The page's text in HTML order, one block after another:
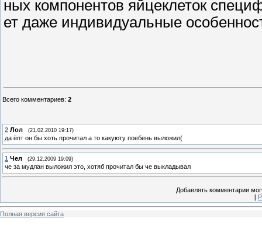
ных компонентов яйцеклеток
ет даже индивидуальные
Всего комментариев: 2
2 Лол (21.02.2010 19:17)
да ёпт он бы хоть прочитал а то какуюту поебень выложил(
1 Чел (29.12.2009 19:09)
че за мудлан выложил это, хотяб прочитал бы че выкладывал
Добавлять комментарии
[
Полная версия сайта